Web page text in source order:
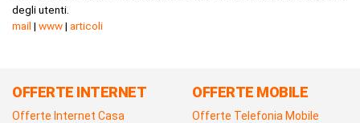
degli utenti.
mail | www| articoli
OFFERTE INTERNET
Offerte Internet Casa
OFFERTE MOBILE
Offerte Telefonia Mobile